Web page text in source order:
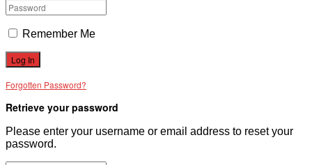
Remember Me
Forgotten Password?
Retrieve your password
Please enter your username or email address to reset your
password.